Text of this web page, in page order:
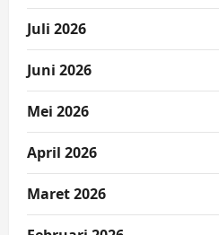
Juli 2026
Juni 2026
Mei 2026
April 2026
Maret 2026